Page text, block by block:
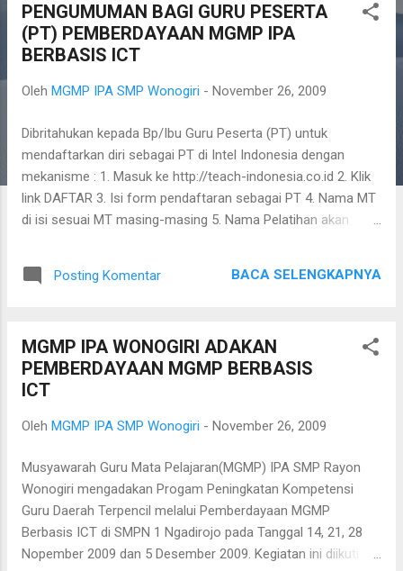
PENGUMUMAN BAGI GURU PESERTA
(PT) PEMBERDAYAAN MGMP IPA
BERBASIS ICT
Oleh MGMP IPA SMP Wonogiri - November 26, 2009
Dibritahukan kepada Bp/Ibu Guru Peserta (PT) untuk
mendaftarkan diri sebagai PT di Intel Indonesia dengan
mekanisme : 1. Masuk ke http://teach-indonesia.co.id 2. Klik
link DAFTAR 3. Isi form pendaftaran sebagai PT 4. Nama MT
di isi sesuai MT masing-masing 5. Nama Pelatihan akan
Posting Komentar BACA SELENGKAPNYA
MGMP IPA WONOGIRI ADAKAN
PEMBERDAYAAN MGMP BERBASIS
ICT
Oleh MGMP IPA SMP Wonogiri - November 26, 2009
Musyawarah Guru Mata Pelajaran(MGMP) IPA SMP Rayon
Wonogiri mengadakan Progam Peningkatan Kompetensi
Guru Daerah Terpencil melalui Pemberdayaan MGMP
Berbasis ICT di SMPN 1 Ngadirojo pada Tanggal 14, 21, 28
Nopember 2009 dan 5 Desember 2009. Kegiatan ini diikuti